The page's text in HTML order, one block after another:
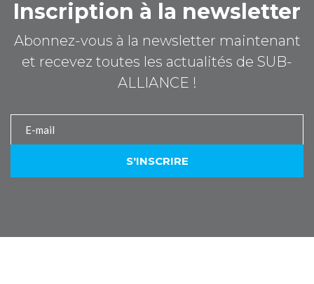
Inscription à la newsletter
Abonnez-vous à la newsletter maintenant
et recevez toutes les actualités de SUB-
ALLIANCE !